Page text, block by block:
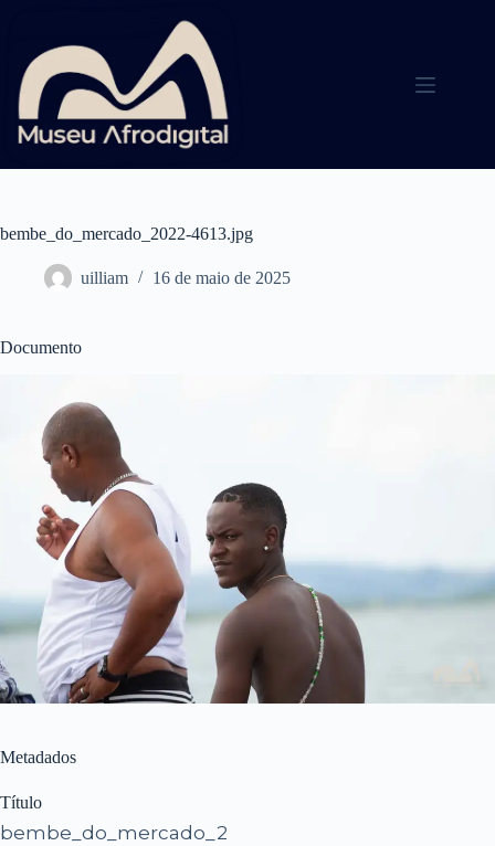
conteúdo
bembe_do_mercado_2022-4613.jpg
uilliam 16 de maio de 2025
Documento
Metadados
Título
bembe_do_mercado_2